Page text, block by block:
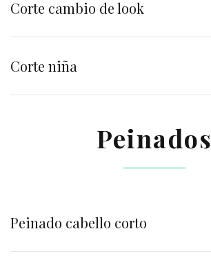
Corte cambio de look
Corte niña
Peinados
Peinado cabello corto